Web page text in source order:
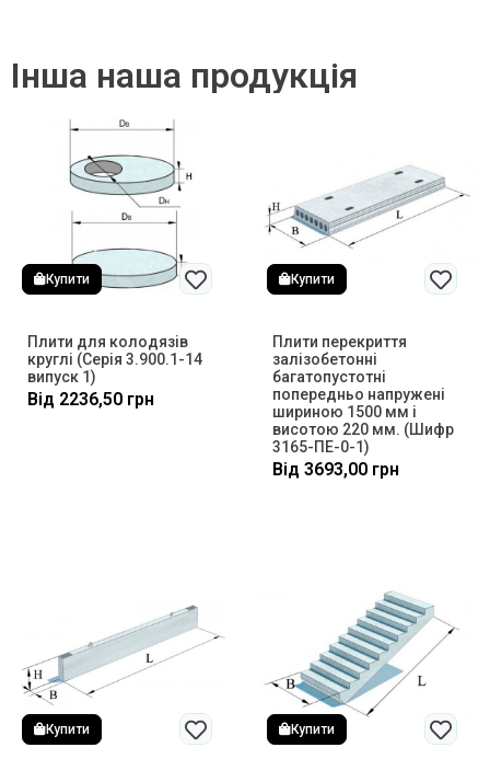
Інша наша продукція
Купити
Плити для колодязів
круглі (Серія 3.900.1-14
випуск 1)
Від 2236,50 грн
Купити
Плити перекриття
залізобетонні
багатопустотні
попередньо напружені
шириною 1500 мм і
висотою 220 мм. (Шифр
3165-ПЕ-0-1)
Від 3693,00 грн
Купити Купити